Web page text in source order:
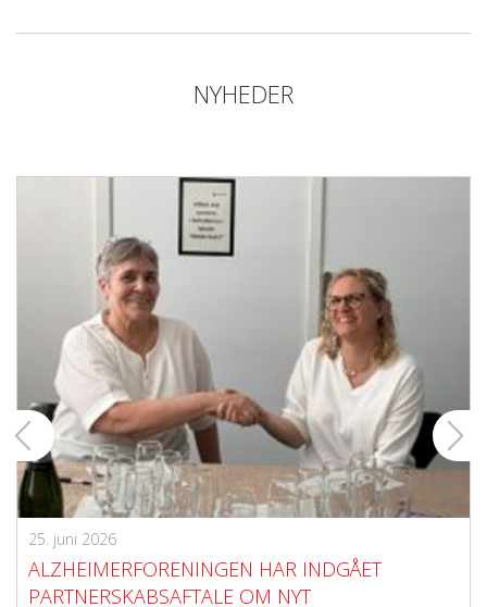
NYHEDER
25. juni 2026
ALZHEIMERFORENINGEN HAR INDGÅET
PARTNERSKABSAFTALE OM NYT